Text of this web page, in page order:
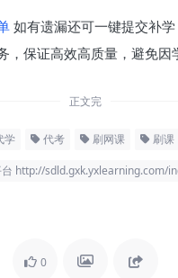
如有遗漏还可一键提交补
，保证高效高质量，避免因
正文完
学 代考 刷网课 刷课
http://sdld.gxk.yxlearning.com/
0